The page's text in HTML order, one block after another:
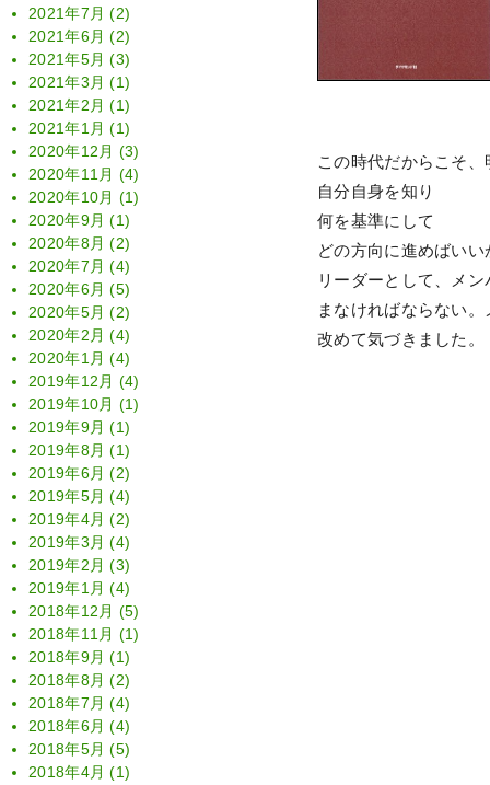
2021年7月 (2)
2021年6月 (2)
2021年5月 (3)
2021年3月 (1)
2021年2月 (1)
2021年1月 (1)
2020年12月 (3)
2020年11月 (4)
2020年10月 (1)
2020年9月 (1)
2020年8月 (2)
2020年7月 (4)
2020年6月 (5)
2020年5月 (2)
2020年2月 (4)
2020年1月 (4)
2019年12月 (4)
2019年10月 (1)
2019年9月 (1)
2019年8月 (1)
2019年6月 (2)
2019年5月 (4)
2019年4月 (2)
2019年3月 (4)
2019年2月 (3)
2019年1月 (4)
2018年12月 (5)
2018年11月 (1)
2018年9月 (1)
2018年8月 (2)
2018年7月 (4)
2018年6月 (4)
2018年5月 (5)
2018年4月 (1)
この時代だからこそ
自分自身を知り
何を基準にして
どの方向に進めばいい
リーダーとして、メ
まなければならない
改めて気づきました。